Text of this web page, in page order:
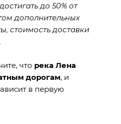
до 50% от
дополнительных
стоимость доставки
что река Лена
дорогам, и
в первую